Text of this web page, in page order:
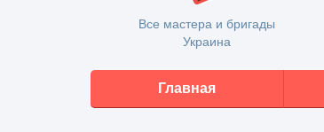
Все мастера и бригады
Украина
Главная